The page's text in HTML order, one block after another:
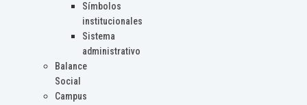
Símbolos
institucionales
Sistema
administrativo
Balance
Social
Campus